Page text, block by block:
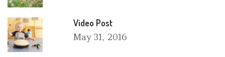
Video Post
May 31, 2016